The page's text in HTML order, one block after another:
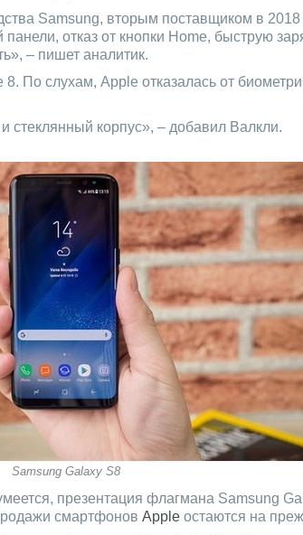
Samsung, вторым поставщиком в 2018
отказ от кнопки Home, быструю
– пишет аналитик.
По слухам, Apple отказалась от
стеклянный корпус», – добавил Валкли.
Samsung Galaxy S8
презентация флагмана Samsung
смартфонов Apple остаются на